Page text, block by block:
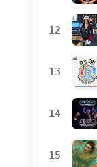
12
13
14
15